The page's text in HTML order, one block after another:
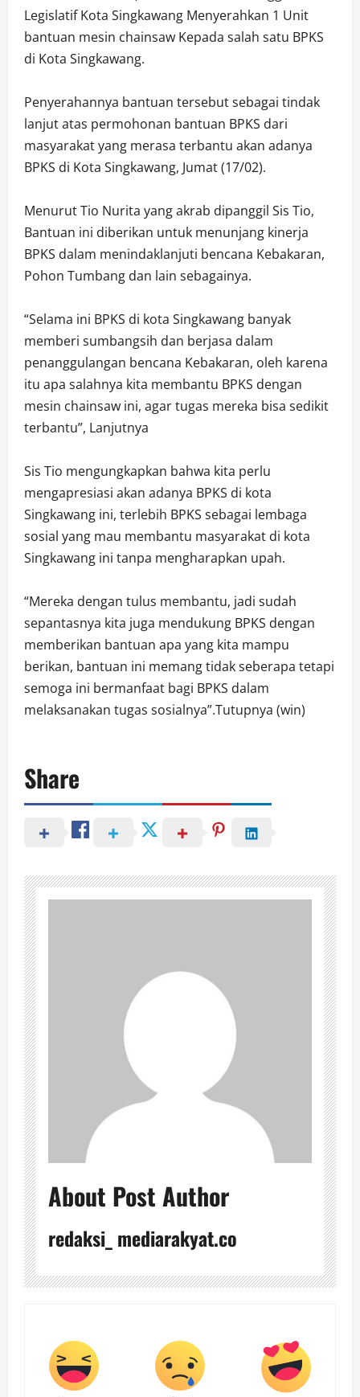
Legislatif Kota Singkawang Menyerahkan 1 Unit
bantuan mesin chainsaw Kepada salah satu BPKS
di Kota Singkawang.
Penyerahannya bantuan tersebut sebagai tindak
lanjut atas permohonan bantuan BPKS dari
masyarakat yang merasa terbantu akan adanya
BPKS di Kota Singkawang, Jumat (17/02).
Menurut Tio Nurita yang akrab dipanggil Sis Tio,
Bantuan ini diberikan untuk menunjang kinerja
BPKS dalam menindaklanjuti bencana Kebakaran,
Pohon Tumbang dan lain sebagainya.
“Selama ini BPKS di kota Singkawang banyak
memberi sumbangsih dan berjasa dalam
penanggulangan bencana Kebakaran, oleh karena
itu apa salahnya kita membantu BPKS dengan
mesin chainsaw ini, agar tugas mereka bisa sedikit
terbantu”, Lanjutnya
Sis Tio mengungkapkan bahwa kita perlu
mengapresiasi akan adanya BPKS di kota
Singkawang ini, terlebih BPKS sebagai lembaga
sosial yang mau membantu masyarakat di kota
Singkawang ini tanpa mengharapkan upah.
“Mereka dengan tulus membantu, jadi sudah
sepantasnya kita juga mendukung BPKS dengan
memberikan bantuan apa yang kita mampu
berikan, bantuan ini memang tidak seberapa tetapi
semoga ini bermanfaat bagi BPKS dalam
melaksanakan tugas sosialnya”.Tutupnya (win)
Share
About Post Author
redaksi_ mediarakyat.co